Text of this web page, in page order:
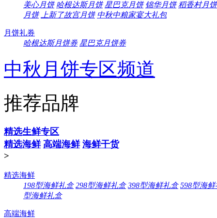
美心月饼 哈根达斯月饼 星巴克月饼 锦华月饼 稻香村月饼
月饼
上新了故宫月饼 中秋中粮家宴大礼包
月饼礼券
哈根达斯月饼券 星巴克月饼券
中秋月饼专区频道
推荐品牌
精选生鲜专区
精选海鲜 高端海鲜 海鲜干货
>
精选海鲜
198型海鲜礼盒 298型海鲜礼盒 398型海鲜礼盒 598型海鲜
型海鲜礼盒
高端海鲜